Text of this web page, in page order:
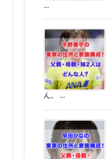
...
ん。 ...